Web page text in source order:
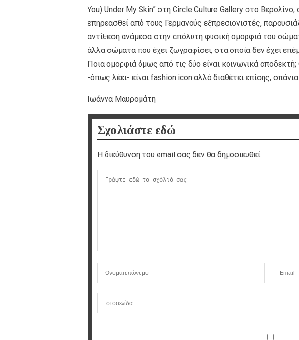
You) Under My Skin” στη Circle Culture Gallery στο Βερολίνο,
επηρεασθεί από τους Γερμανούς εξπρεσιονιστές,
αντίθεση ανάμεσα στην απόλυτη φυσική ομορφιά του
άλλα σώματα που έχει ζωγραφίσει, στα οποία δεν έχει
Ποια ομορφιά όμως από τις δύο είναι κοινωνικά
-όπως λέει- είναι fashion icon αλλά διαθέτει επίσης,
Ιωάννα Μαυρομάτη
Σχολιάστε εδώ
Η διεύθυνση του email σας δεν θα δημοσιευθεί.